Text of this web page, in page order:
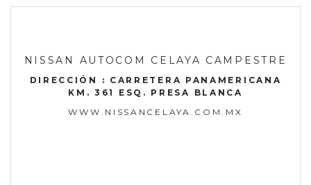
NISSAN AUTOCOM CELAYA CAMPESTRE
DIRECCIÓN : CARRETERA PANAMERICANA
KM. 361 ESQ. PRESA BLANCA
WWW.NISSANCELAYA.COM.MX